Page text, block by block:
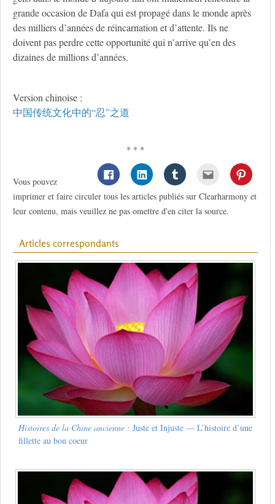
grande occasion de Dafa qui est propagé dans le monde après
des milliers d’années de réincarnation et d’attente. Ils ne
doivent pas perdre cette opportunité qui n’arrive qu’en des
dizaines de millions d’années.
Version chinoise :
中国传统文化中的“忍”之道
* * *
Vous pouvez
imprimer et faire circuler tous les articles publiés sur Clearharmony et
leur contenu, mais veuillez ne pas omettre d'en citer la source.
Articles correspondants
Histoires de la Chine ancienne : Juste et Injuste — L’histoire d’une
fillette au bon coeur